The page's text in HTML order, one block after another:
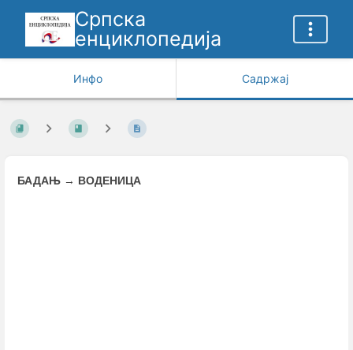
Српска
енциклопедија
Инфо Садржај
БАДАЊ → ВОДЕНИЦА